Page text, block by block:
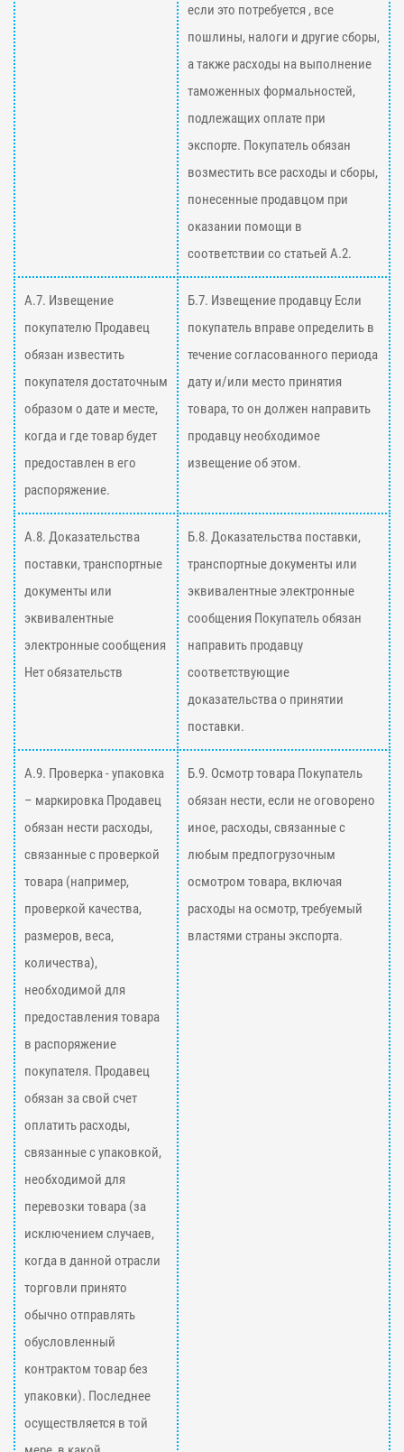
если это потребуется , все
пошлины, налоги и другие сборы,
а также расходы на выполнение
таможенных формальностей,
подлежащих оплате при
экспорте. Покупатель обязан
возместить все расходы и сборы,
понесенные продавцом при
оказании помощи в
соответствии со статьей А.2.
А.7. Извещение
покупателю Продавец
обязан известить
покупателя достаточным
образом о дате и месте,
когда и где товар будет
предоставлен в его
распоряжение.
Б.7. Извещение продавцу Если
покупатель вправе определить в
течение согласованного периода
дату и/или место принятия
товара, то он должен направить
продавцу необходимое
извещение об этом.
А.8. Доказательства
поставки, транспортные
документы или
эквивалентные
электронные сообщения
Нет обязательств
Б.8. Доказательства поставки,
транспортные документы или
эквивалентные электронные
сообщения Покупатель обязан
направить продавцу
соответствующие
доказательства о принятии
поставки.
А.9. Проверка - упаковка
– маркировка Продавец
обязан нести расходы,
связанные с проверкой
товара (например,
проверкой качества,
размеров, веса,
количества),
необходимой для
предоставления товара
в распоряжение
покупателя. Продавец
обязан за свой счет
оплатить расходы,
связанные с упаковкой,
необходимой для
перевозки товара (за
исключением случаев,
когда в данной отрасли
торговли принято
обычно отправлять
обусловленный
контрактом товар без
упаковки). Последнее
осуществляется в той
Б.9. Осмотр товара Покупатель
обязан нести, если не оговорено
иное, расходы, связанные с
любым предпогрузочным
осмотром товара, включая
расходы на осмотр, требуемый
властями страны экспорта.